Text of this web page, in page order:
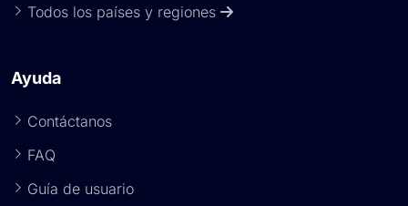
Todos los países y regiones
Ayuda
Contáctanos
FAQ
Guía de usuario